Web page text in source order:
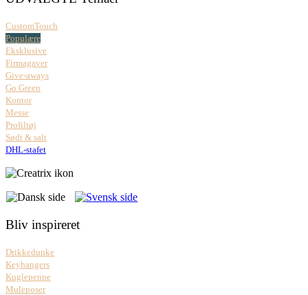
CustomTouch
Populære
Eksklusive
Firmagaver
Give-aways
Go Green
Kontor
Messe
Profiltøj
Sødt & salt
DHL-stafet
Bliv inspireret
Drikkedunke
Keyhangers
Kuglepenne
Muleposer